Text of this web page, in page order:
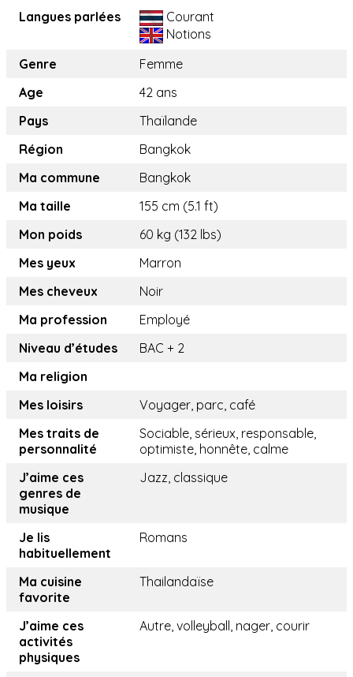
Langues parlées
Courant
Notions
Genre
Femme
Age
42 ans
Pays
Thaïlande
Région
Bangkok
Ma commune
Bangkok
Ma taille
155 cm (5.1 ft)
Mon poids
60 kg (132 lbs)
Mes yeux
Marron
Mes cheveux
Noir
Ma profession
Employé
Niveau d’études
BAC + 2
Ma religion
Mes loisirs
Voyager, parc, café
Mes traits de
personnalité
Sociable, sérieux, responsable,
optimiste, honnête, calme
J’aime ces
genres de
musique
Jazz, classique
Je lis
habituellement
Romans
Ma cuisine
favorite
Thailandaïse
J’aime ces
activités
physiques
Autre, volleyball, nager, courir